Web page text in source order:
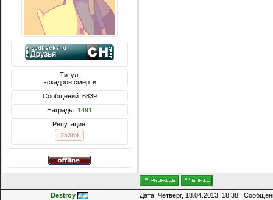
Титул:
эскадрон смерти
Сообщений: 6839
Награды: 1491
Репутация:
25389
Destroy Дата: Четверг, 18.04.2013, 18:38 |